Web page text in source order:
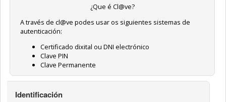
¿Que é Cl@ve?
A través de cl@ve podes usar os siguientes sistemas de
autenticación:
Certificado dixital ou DNI electrónico
Clave PIN
Clave Permanente
Identificación